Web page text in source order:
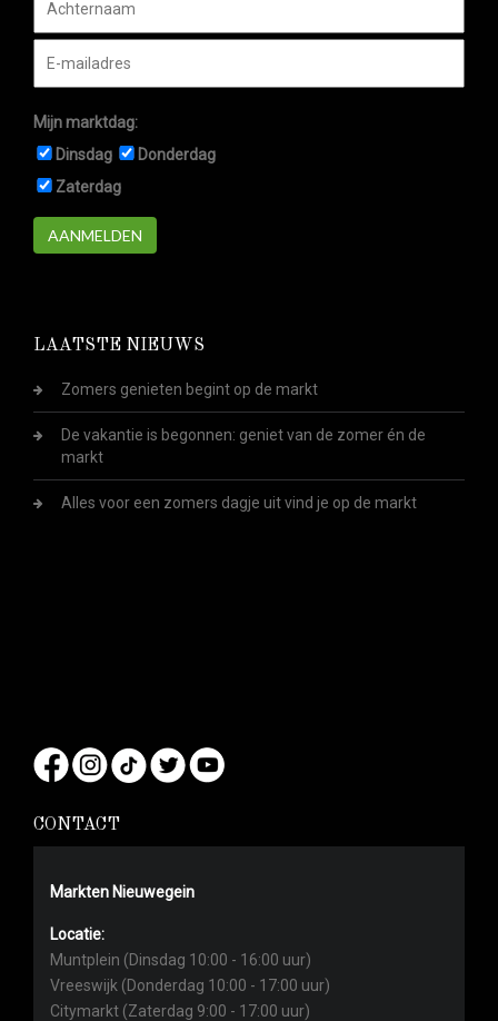
Mijn marktdag:
Dinsdag
Donderdag
Zaterdag
AANMELDEN
LAATSTE NIEUWS
Zomers genieten begint op de markt
De vakantie is begonnen: geniet van de zomer én de
markt
Alles voor een zomers dagje uit vind je op de markt
CONTACT
Markten Nieuwegein
Locatie:
Muntplein (Dinsdag 10:00 - 16:00 uur)
Vreeswijk (Donderdag 10:00 - 17:00 uur)
Citymarkt (Zaterdag 9:00 - 17:00 uur)